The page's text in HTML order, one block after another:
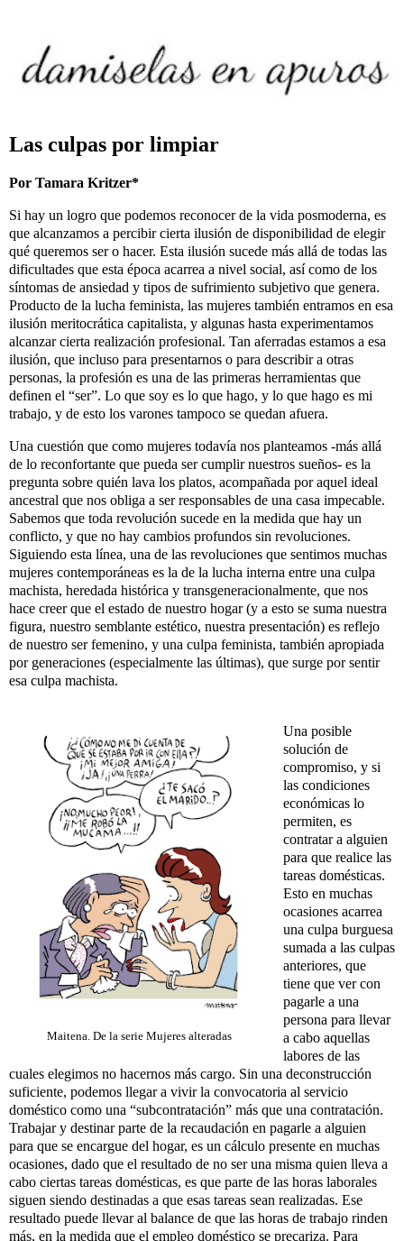
Las culpas por limpiar
Por Tamara Kritzer*
Si hay un logro que podemos reconocer de la vida posmoderna, es
que alcanzamos a percibir cierta ilusión de disponibilidad de elegir
qué queremos ser o hacer. Esta ilusión sucede más allá de todas las
dificultades que esta época acarrea a nivel social, así como de los
síntomas de ansiedad y tipos de sufrimiento subjetivo que genera.
Producto de la lucha feminista, las mujeres también entramos en esa
ilusión meritocrática capitalista, y algunas hasta experimentamos
alcanzar cierta realización profesional. Tan aferradas estamos a esa
ilusión, que incluso para presentarnos o para describir a otras
personas, la profesión es una de las primeras herramientas que
definen el “ser”. Lo que soy es lo que hago, y lo que hago es mi
trabajo, y de esto los varones tampoco se quedan afuera.
Una cuestión que como mujeres todavía nos planteamos -más allá
de lo reconfortante que pueda ser cumplir nuestros sueños- es la
pregunta sobre quién lava los platos, acompañada por aquel ideal
ancestral que nos obliga a ser responsables de una casa impecable.
Sabemos que toda revolución sucede en la medida que hay un
conflicto, y que no hay cambios profundos sin revoluciones.
Siguiendo esta línea, una de las revoluciones que sentimos muchas
mujeres contemporáneas es la de la lucha interna entre una culpa
machista, heredada histórica y transgeneracionalmente, que nos
hace creer que el estado de nuestro hogar (y a esto se suma nuestra
figura, nuestro semblante estético, nuestra presentación) es reflejo
de nuestro ser femenino, y una culpa feminista, también apropiada
por generaciones (especialmente las últimas), que surge por sentir
esa culpa machista.
Maitena. De la serie Mujeres alteradas
Una posible
solución de
compromiso, y si
las condiciones
económicas lo
permiten, es
contratar a alguien
para que realice las
tareas domésticas.
Esto en muchas
ocasiones acarrea
una culpa burguesa
sumada a las culpas
anteriores, que
tiene que ver con
pagarle a una
persona para llevar
a cabo aquellas
labores de las
cuales elegimos no hacernos más cargo. Sin una deconstrucción
suficiente, podemos llegar a vivir la convocatoria al servicio
doméstico como una “subcontratación” más que una contratación.
Trabajar y destinar parte de la recaudación en pagarle a alguien
para que se encargue del hogar, es un cálculo presente en muchas
ocasiones, dado que el resultado de no ser una misma quien lleva a
cabo ciertas tareas domésticas, es que parte de las horas laborales
siguen siendo destinadas a que esas tareas sean realizadas. Ese
resultado puede llevar al balance de que las horas de trabajo rinden
más, en la medida que el empleo doméstico se precariza. Para